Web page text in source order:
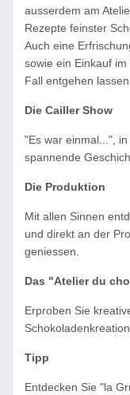
ausserdem am
Rezepte feinster
Auch eine
sowie ein Einkauf
Fall entgehen lassen.
Die Cailler Show
"Es war einmal...",
spannende
Die Produktion
Mit allen Sinnen
und direkt an der
geniessen.
Das "Atelier du
Erproben Sie
Tipp
Entdecken Sie "la